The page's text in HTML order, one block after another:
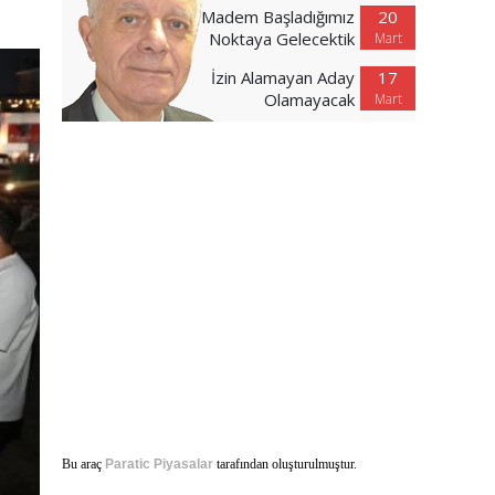
20
Mart
Madem Başladığımız
Noktaya Gelecektik
17
Mart
İzin Alamayan Aday
Olamayacak
Bu araç Paratic Piyasalar tarafından oluşturulmuştur.